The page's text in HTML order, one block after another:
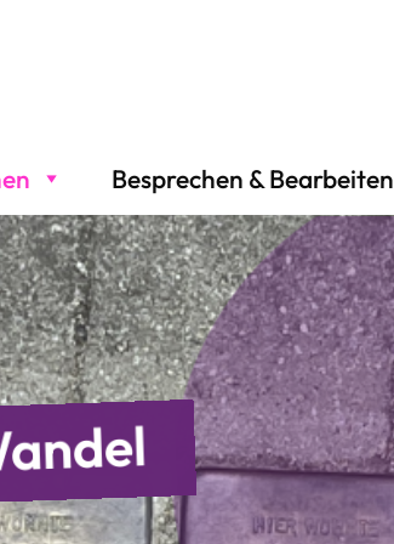
Besprechen & Bearbeiten